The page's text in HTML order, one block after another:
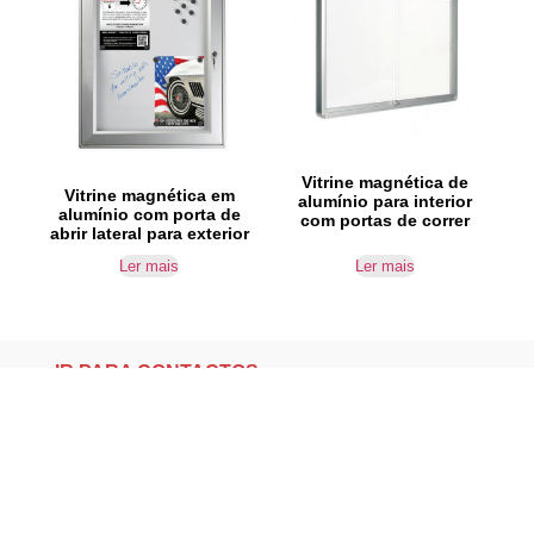
Vitrine magnética em
alumínio com porta de
abrir lateral para exterior
Ler mais
Vitrine magnética de
alumínio para interior
com portas de correr
Ler mais
IR PARA CONTACTOS